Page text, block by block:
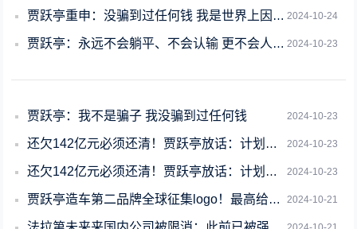
2024-10-24
贾跃亭重申：没骗到过任何钱 我是世界上因担保负债最高的人
2024-10-23
贾跃亭：永远不会躺平、不会认输 更不会人间蒸发
2024-10-23
贾跃亭：我不是骗子 我没骗到过任何钱
2024-10-23
还欠142亿元必须还清！贾跃亭放话：计划两年内回国
2024-10-23
还欠142亿元必须还清！贾跃亭放话：计划两年内能回国
2024-10-21
贾跃亭造车第二品牌全球征集logo！最高给3万美元奖励